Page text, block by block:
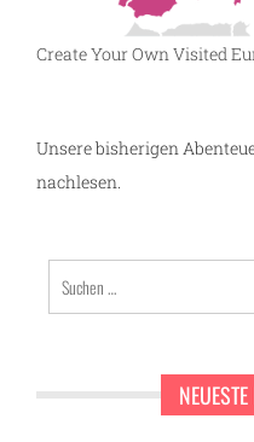
Create Your Own Visited
Unsere bisherigen
nachlesen.
nach: